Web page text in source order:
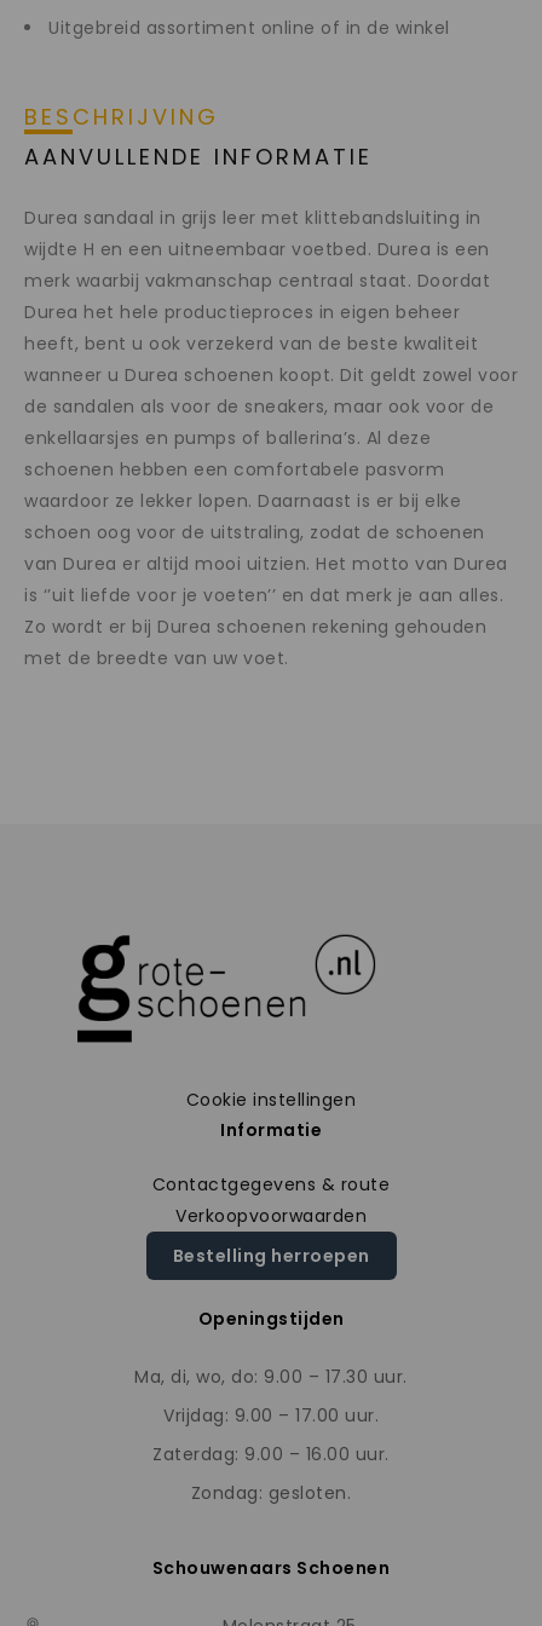
Uitgebreid assortiment online of in de winkel
BESCHRIJVING
AANVULLENDE INFORMATIE
Durea sandaal in grijs leer met klittebandsluiting in
wijdte H en een uitneembaar voetbed. Durea is een
merk waarbij vakmanschap centraal staat. Doordat
Durea het hele productieproces in eigen beheer
heeft, bent u ook verzekerd van de beste kwaliteit
wanneer u Durea schoenen koopt. Dit geldt zowel voor
de sandalen als voor de sneakers, maar ook voor de
enkellaarsjes en pumps of ballerina’s. Al deze
schoenen hebben een comfortabele pasvorm
waardoor ze lekker lopen. Daarnaast is er bij elke
schoen oog voor de uitstraling, zodat de schoenen
van Durea er altijd mooi uitzien. Het motto van Durea
is ‘’uit liefde voor je voeten’’ en dat merk je aan alles.
Zo wordt er bij Durea schoenen rekening gehouden
met de breedte van uw voet.
Cookie instellingen
Informatie
Contactgegevens & route
Verkoopvoorwaarden
Bestelling herroepen
Openingstijden
Ma, di, wo, do: 9.00 – 17.30 uur.
Vrijdag: 9.00 – 17.00 uur.
Zaterdag: 9.00 – 16.00 uur.
Zondag: gesloten.
Schouwenaars Schoenen